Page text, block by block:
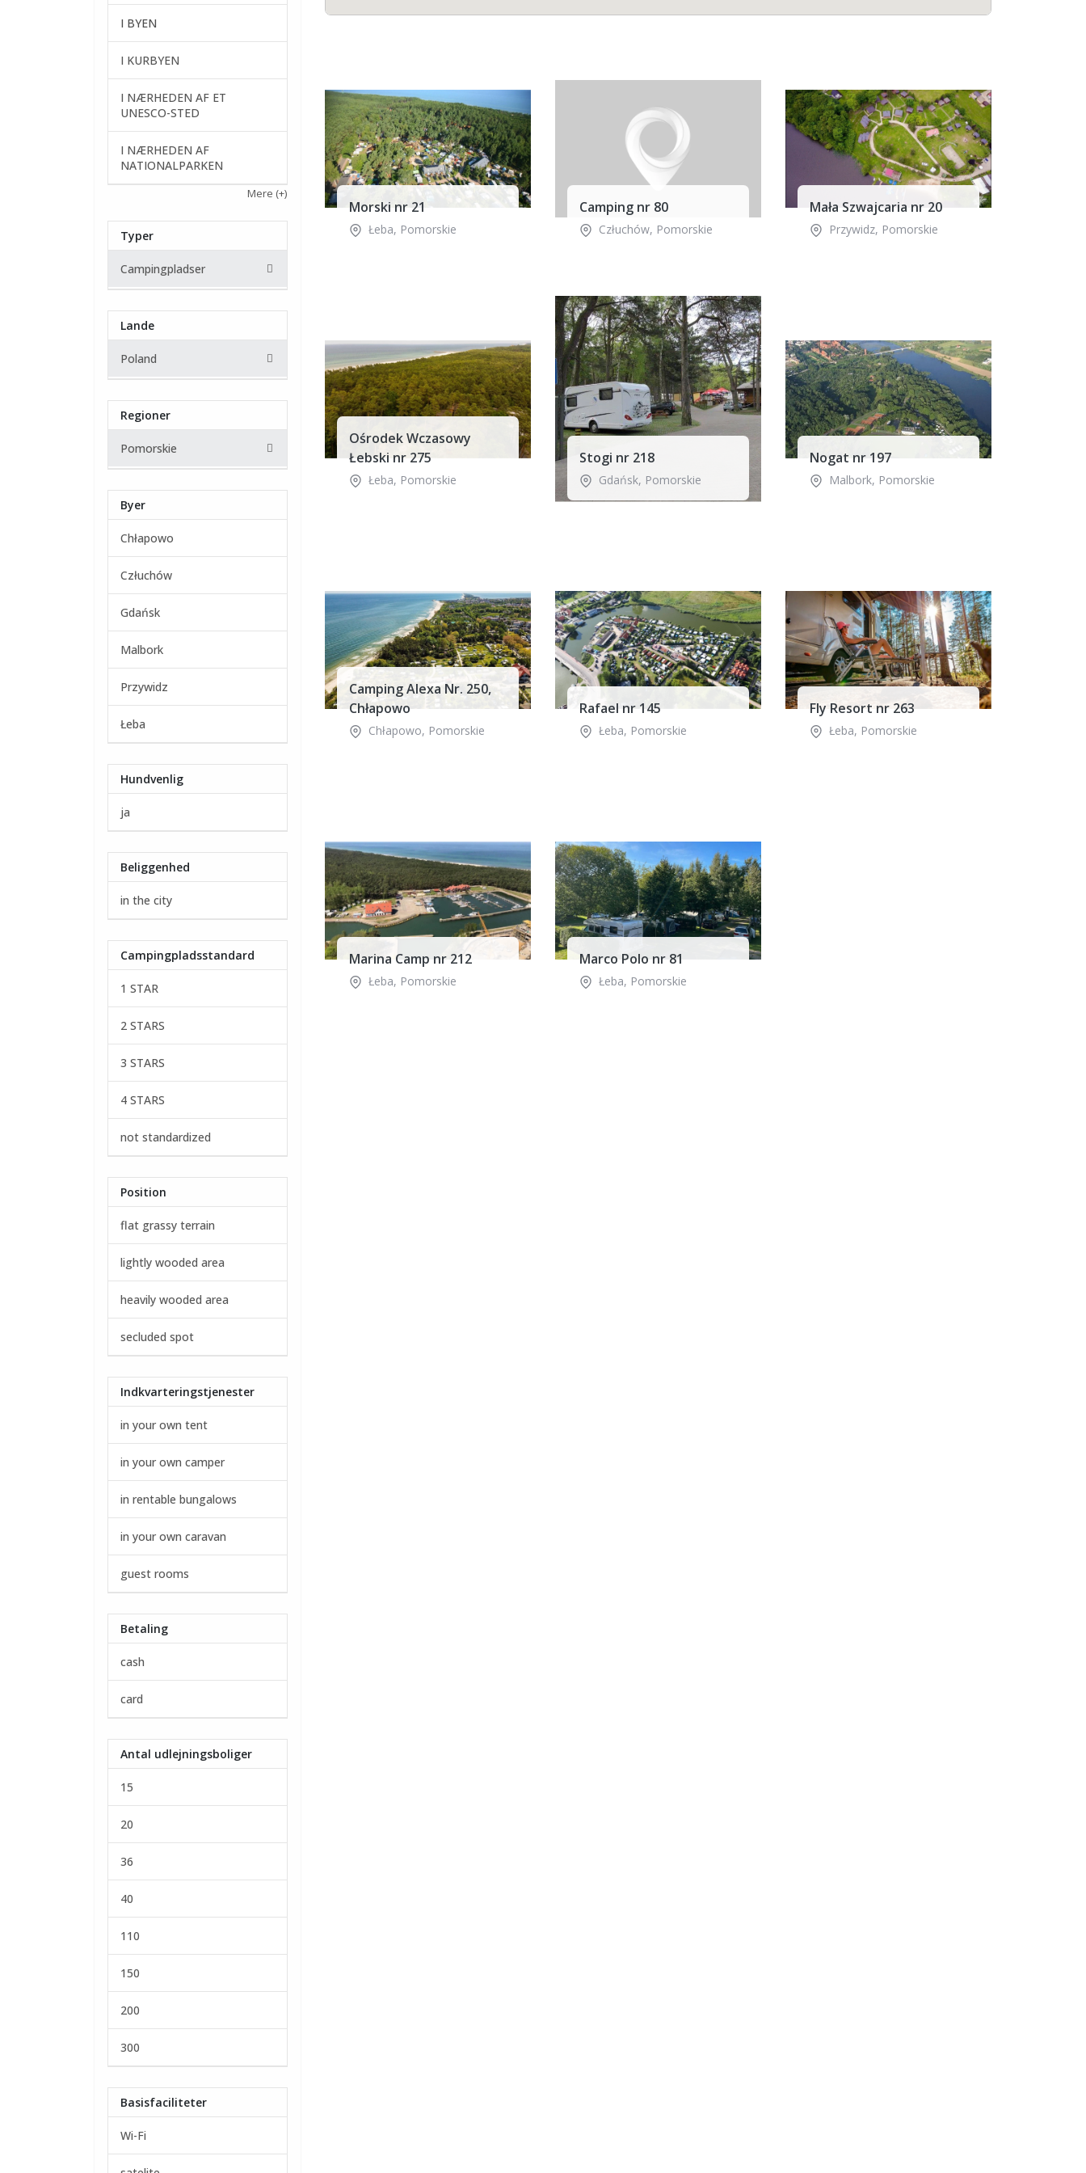
I BYEN
I KURBYEN
I NÆRHEDEN AF ET
UNESCO-STED
I NÆRHEDEN AF
NATIONALPARKEN
Mere (+)
Typer
Campingpladser
Lande
Poland
Regioner
Pomorskie
Byer
Chłapowo
Człuchów
Gdańsk
Malbork
Przywidz
Łeba
Hundvenlig
ja
Beliggenhed
in the city
Campingpladsstandard
1 STAR
2 STARS
3 STARS
4 STARS
not standardized
Position
flat grassy terrain
lightly wooded area
heavily wooded area
secluded spot
Indkvarteringstjenester
in your own tent
in your own camper
in rentable bungalows
in your own caravan
guest rooms
Betaling
cash
card
Antal udlejningsboliger
15
20
36
40
110
150
200
300
Basisfaciliteter
Wi-Fi
Morski nr 21
Łeba, Pomorskie
Camping nr 80
Człuchów, Pomorskie
Mała Szwajcaria nr 20
Przywidz, Pomorskie
Ośrodek Wczasowy
Łebski nr 275
Łeba, Pomorskie
Stogi nr 218
Gdańsk, Pomorskie
Nogat nr 197
Malbork, Pomorskie
Camping Alexa Nr. 250,
Chłapowo
Chłapowo, Pomorskie
Rafael nr 145
Łeba, Pomorskie
Fly Resort nr 263
Łeba, Pomorskie
Marina Camp nr 212
Łeba, Pomorskie
Marco Polo nr 81
Łeba, Pomorskie